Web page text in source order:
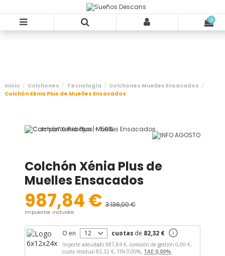
0
Inicio Colchones Tecnología
Colchones Muelles Ensacados
Colchón Xénia Plus de Muelles Ensacados
-68,5%
Colchón Xénia Plus de
Muelles Ensacados
987,84 € 3.136,00 €
Impuestos incluidos
O en cuotas de 82,32 €
i
Importe adeudado987,84 €, comisión de gestión0,00 €,
cuota residual82,32 €, TIN 0,00%, TAE 0,00%.